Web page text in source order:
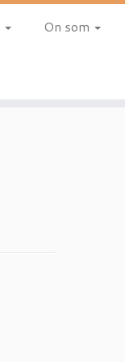
On som